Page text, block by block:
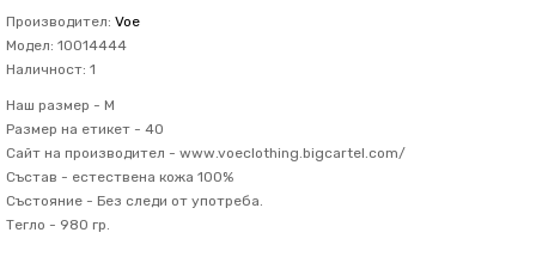
Производител: Voe
Модел: 10014444
Наличност: 1
Наш размер - M
Размер на етикет - 40
Сайт на производител - www.voeclothing.bigcartel.com/
Състав - естествена кожа 100%
Състояние - Без следи от употреба.
Тегло - 980 гр.